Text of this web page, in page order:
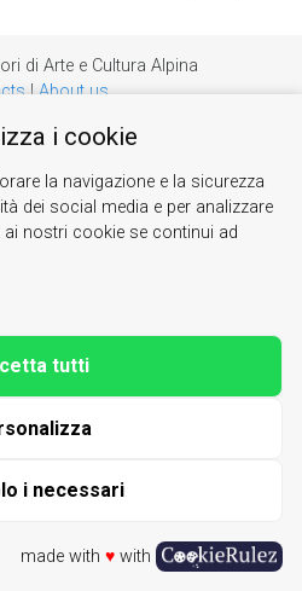
di Arte e Cultura Alpina
| About us
|Cookie Policy
i cookie
la navigazione e la sicurezza
dei social media e per analizzare
nostri cookie se continui ad
i necessari
tutti
made with ♥with